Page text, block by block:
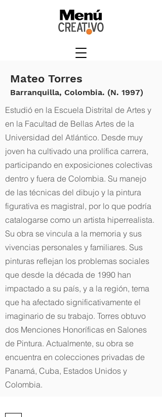
Mateo Torres
Barranquilla, Colombia. (N. 1997)
Estudió en la Escuela Distrital de Artes y
en la Facultad de Bellas Artes de la
Universidad del Atlántico. Desde muy
joven ha cultivado una prolífica carrera,
participando en exposiciones colectivas
dentro y fuera de Colombia. Su manejo
de las técnicas del dibujo y la pintura
figurativa es magistral, por lo que podría
catalogarse como un artista hiperrealista.
Su obra se vincula a la memoria y sus
vivencias personales y familiares. Sus
pinturas reflejan los problemas sociales
que desde la década de 1990 han
impactado a su país, y a la región, tema
que ha afectado significativamente el
imaginario de su trabajo. Torres obtuvo
dos Menciones Honoríficas en Salones
de Pintura. Actualmente, su obra se
encuentra en colecciones privadas de
Panamá, Cuba, Estados Unidos y
Colombia.